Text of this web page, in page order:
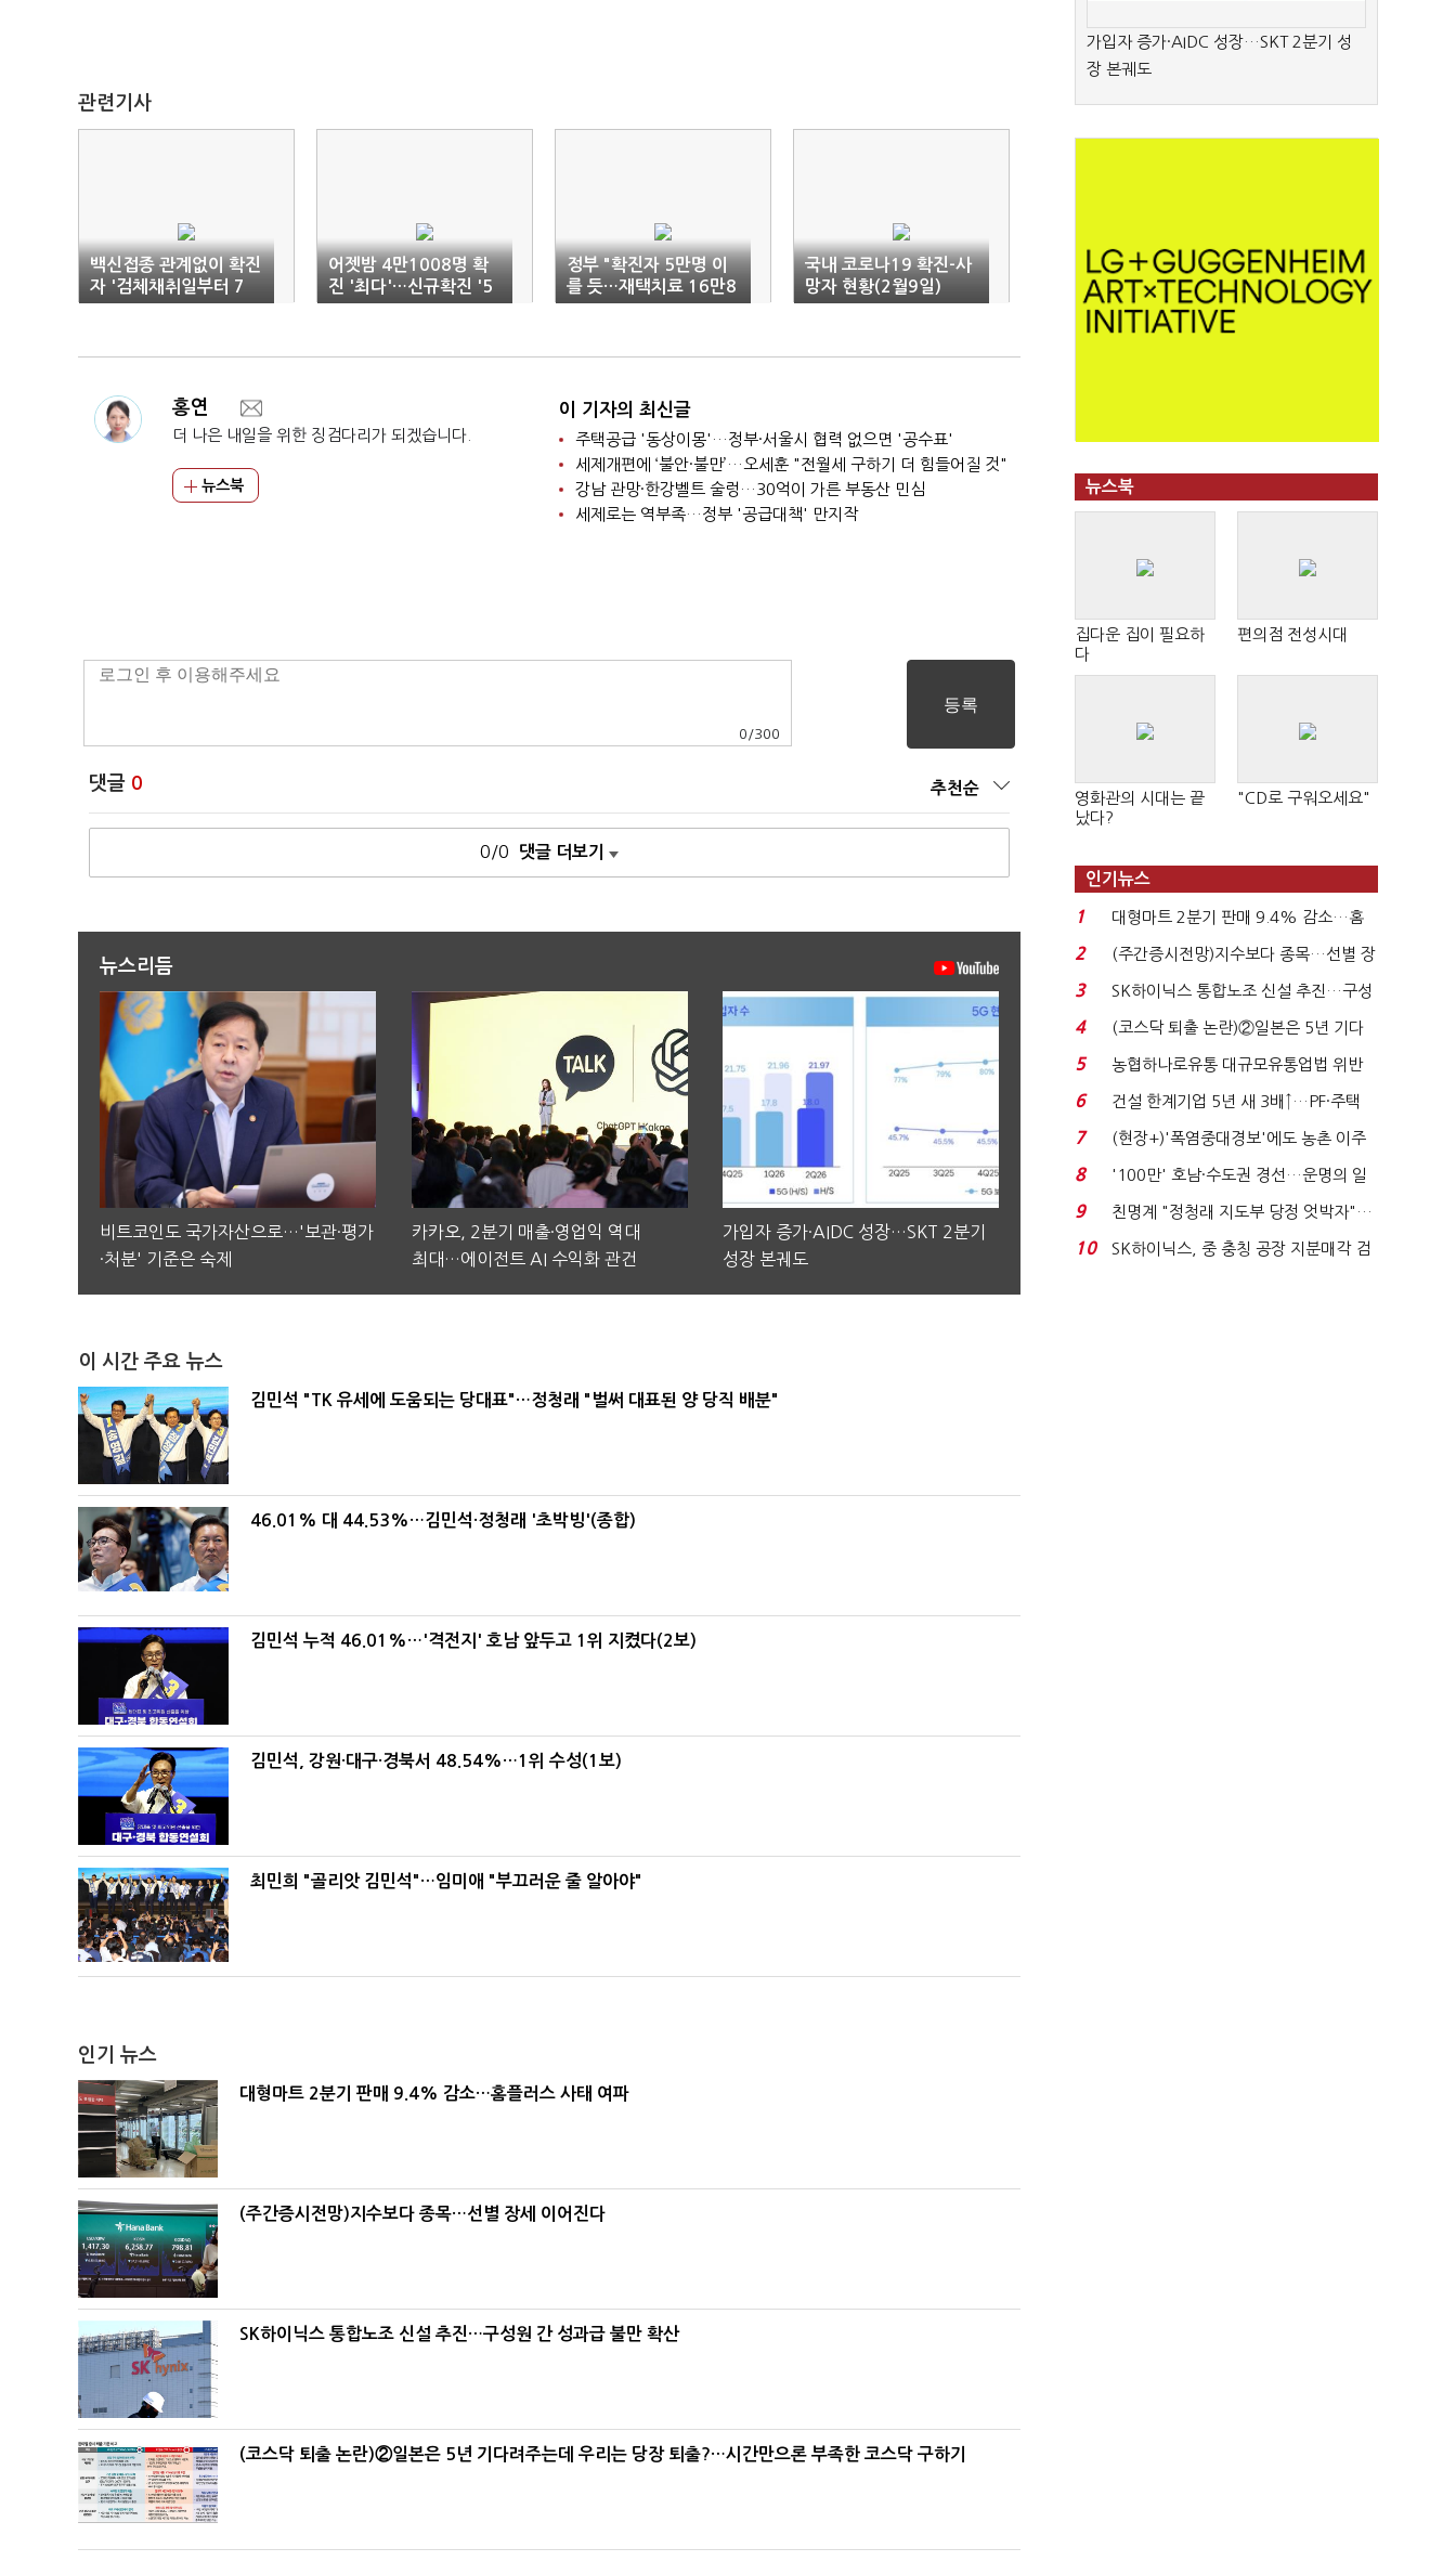
관련기사
백신접종 관계없이 확진
자 '검체채취일부터 7
일'간 격리
어젯밤 4만1008명 확
진 '최다'…신규확진 '5
만명' 넘기나
정부 "확진자 5만명 이
를 듯…재택치료 16만8
000명 넘어서"
국내 코로나19 확진-사
망자 현황(2월9일)
홍연
더 나은 내일을 위한 징검다리가 되겠습니다.
뉴스북
이 기자의 최신글
주택공급 '동상이몽'…정부·서울시 협력 없으면 '공수표'
세제개편에 ‘불안·불만’…오세훈 "전월세 구하기 더 힘들어질 것"
강남 관망·한강벨트 술렁…30억이 가른 부동산 민심
세제로는 역부족…정부 '공급대책' 만지작
0 /300
댓글 0 추천순
0/0 댓글 더보기
뉴스리듬
비트코인도 국가자산으로…'보관·평가
·처분' 기준은 숙제
카카오, 2분기 매출·영업익 역대
최대…에이전트 AI 수익화 관건
가입자 증가·AIDC 성장…SKT 2분기
성장 본궤도
이 시간 주요 뉴스
김민석 "TK 유세에 도움되는 당대표"…정청래 "벌써 대표된 양 당직 배분"
46.01% 대 44.53%…김민석·정청래 '초박빙'(종합)
김민석 누적 46.01%…'격전지' 호남 앞두고 1위 지켰다(2보)
김민석, 강원·대구·경북서 48.54%…1위 수성(1보)
최민희 "골리앗 김민석"…임미애 "부끄러운 줄 알아야"
인기 뉴스
대형마트 2분기 판매 9.4% 감소…홈플러스 사태 여파
(주간증시전망)지수보다 종목…선별 장세 이어진다
SK하이닉스 통합노조 신설 추진…구성원 간 성과급 불만 확산
(코스닥 퇴출 논란)②일본은 5년 기다려주는데 우리는 당장 퇴출?…시간만으론 부족한 코스닥 구하기
가입자 증가·AIDC 성장…SKT 2분기 성
장 본궤도
뉴스북
집다운 집이 필요하
다
편의점 전성시대
영화관의 시대는 끝
났다?
"CD로 구워오세요"
인기뉴스
1
대형마트 2분기 판매 9.4% 감소…홈
플러스 사태 여파...
2
(주간증시전망)지수보다 종목…선별 장
세 이어진다...
3
SK하이닉스 통합노조 신설 추진…구성
원 간 성과급 불...
4
(코스닥 퇴출 논란)②일본은 5년 기다
려주는데 우리는 ...
5
농협하나로유통 대규모유통업법 위반
적발…공정위, 과...
6
건설 한계기업 5년 새 3배↑…PF·주택
침체에 재무 ...
7
(현장+)'폭염중대경보'에도 농촌 이주
노동자는 강행군…'야...
8
'100만' 호남·수도권 경선…운명의 일
주일
9
친명계 "정청래 지도부 당정 엇박자"…
친청계 "신천지 오...
10
SK하이닉스, 중 충칭 공장 지분매각 검